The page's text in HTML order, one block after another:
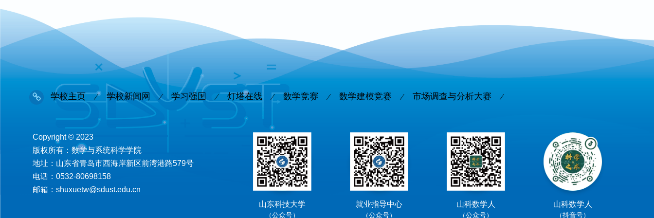
学校主页 学校新闻网 学习强国 灯塔在线 数学竞赛 数学建模竞赛 市场调查与分析大赛
Copyright © 2023
版权所有：数学与系统科学学院
地址：山东省青岛市西海岸新区前湾港路579号
电话：0532-80698158
邮箱：shuxuetw@sdust.edu.cn
山东科技大学
（公众号）
就业指导中心
（公众号）
山科数学人
（公众号）
山科数学人
（抖音号）